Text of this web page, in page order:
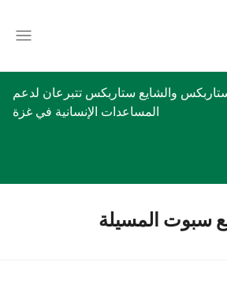
والشايع ستاربكس تتبرعان لدعم
المساعدات الإنسانية في غزة
سبوت المسيلة